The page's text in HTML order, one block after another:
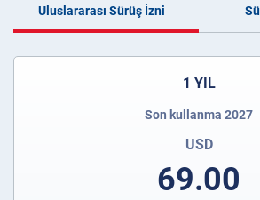
Uluslararası Sürüş İzni
1 YIL
Son kullanma 2027
USD
69.00